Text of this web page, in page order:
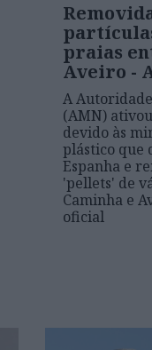
praias
Aveiro -
A
(AMN)
devido às
plástico que
Espanha e
'pellets' de
Caminha e
oficial